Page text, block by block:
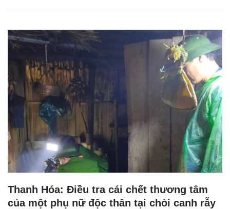
Thanh Hóa: Điều tra cái chết thương tâm
của một phụ nữ độc thân tại chòi canh rẫy